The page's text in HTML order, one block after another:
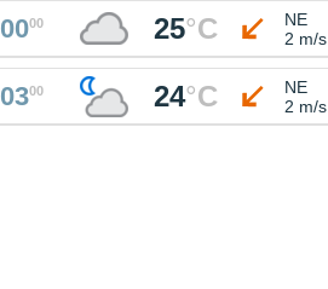
0000 25°C
NE
2 m/s
0300 24°C
NE
2 m/s